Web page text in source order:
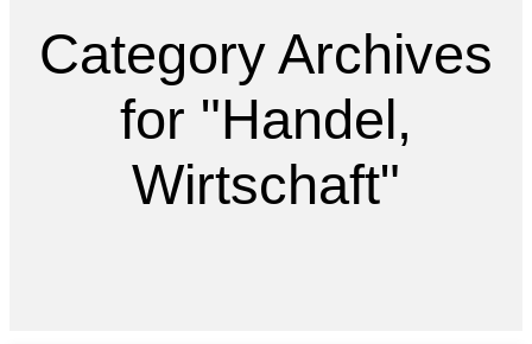
Category Archives
for "Handel,
Wirtschaft"